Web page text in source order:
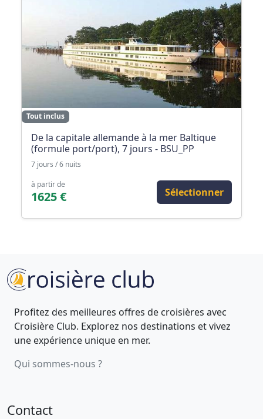
Tout inclus
De la capitale allemande à la mer Baltique
(formule port/port), 7 jours - BSU_PP
7 jours / 6 nuits
à partir de
1625 € Sélectionner
Profitez des meilleures offres de croisières avec
Croisière Club. Explorez nos destinations et vivez
une expérience unique en mer.
Qui sommes-nous ?
Contact